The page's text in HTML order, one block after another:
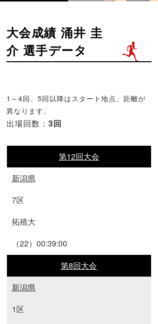
大会成績 涌井 圭
介 選手データ
1～4回、5回以降はスタート地点、距離が
異なります。
出場回数： 3回
第12回大会
新潟県
7区
拓殖大
（22）00:39:00
第8回大会
新潟県
1区